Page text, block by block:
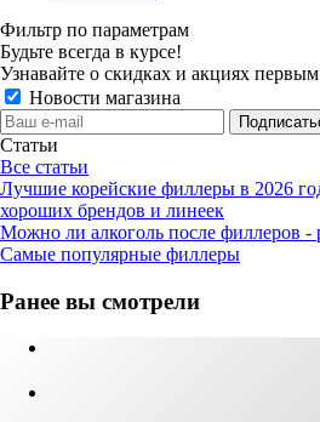
Фильтр по параметрам
Будьте всегда в курсе!
Узнавайте о скидках и акциях первым
Новости магазина
Статьи
Все статьи
Лучшие корейские филлеры в 2026
хороших брендов и линеек
Можно ли алкоголь после филлеров -
Самые популярные филлеры
Ранее вы смотрели